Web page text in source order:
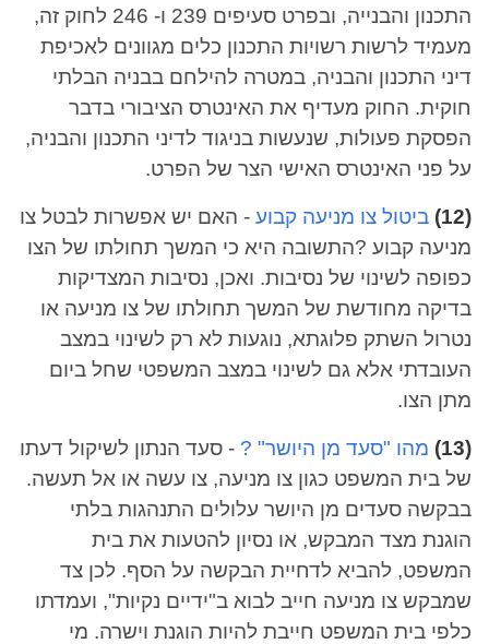
התכנון והבנייה, ובפרט סעיפים 239 ו- 246 לחוק זה,
מעמיד לרשות רשויות התכנון כלים מגוונים לאכיפת
דיני התכנון והבניה, במטרה להילחם בבניה הבלתי
חוקית. החוק מעדיף את האינטרס הציבורי בדבר
הפסקת פעולות, שנעשות בניגוד לדיני התכנון והבניה,
על פני האינטרס האישי הצר של הפרט.
(12) ביטול צו מניעה קבוע - האם יש אפשרות לבטל צו
מניעה קבוע ?התשובה היא כי המשך תחולתו של הצו
כפופה לשינוי של נסיבות. ואכן, נסיבות המצדיקות
בדיקה מחודשת של המשך תחולתו של צו מניעה או
נטרול השתק פלוגתא, נוגעות לא רק לשינוי במצב
העובדתי אלא גם לשינוי במצב המשפטי שחל ביום
מתן הצו.
(13) מהו "סעד מן היושר" ? - סעד הנתון לשיקול דעתו
של בית המשפט כגון צו מניעה, צו עשה או אל תעשה.
בבקשה סעדים מן היושר עלולים התנהגות בלתי
הוגנת מצד המבקש, או נסיון להטעות את בית
המשפט, להביא לדחיית הבקשה על הסף. לכן צד
שמבקש צו מניעה חייב לבוא ב"ידיים נקיות", ועמדתו
כלפי בית המשפט חייבת להיות הוגנת וישרה. מי